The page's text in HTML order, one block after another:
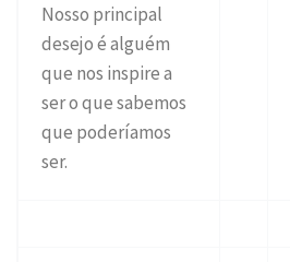
Nosso principal
desejo é alguém
que nos inspire a
ser o que sabemos
que poderíamos
ser.